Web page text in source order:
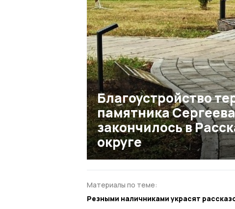
Благоустройство
памятника
закончилось в
округе
Материалы по теме:
Резными наличниками украсят